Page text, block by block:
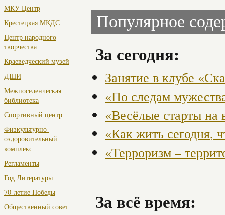
МКУ Центр
Крестецкая МКДС
Центр народного
творчества
Краеведческий музей
ДШИ
Межпоселенческая
библиотека
Спортивный центр
Физкультурно-
оздоровительный
комплекс
Регламенты
Год Литературы
70-летие Победы
Общественный совет
Популярное
За сегодня:
Занятие в клубе
«По следам
«Весёлые старты на
«Как жить сегодня,
«Терроризм –
За всё время: